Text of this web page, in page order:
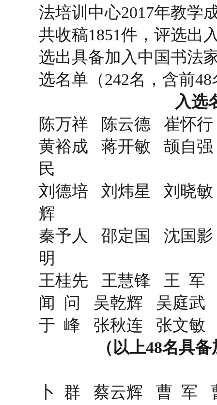
法培训中心2017年教学
共收稿1851件，评选出
选出具备加入中国书法
选名单（242名，含前
入选
陈万祥 陈云德 崔怀
黄裕成 蒋开敏 颉自
民
刘德培 刘炜星 刘晓
辉
秦予人 邵定国 沈国
明
王桂先 王慧锋 王
闻 问 吴乾辉 吴庭
于 峰 张秋连 张文
（以上48名具
卜 群 蔡云辉 曹 军